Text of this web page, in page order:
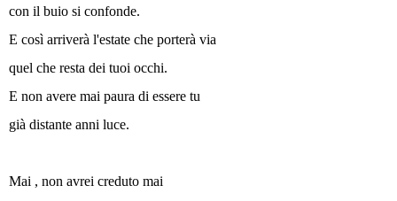
con il buio si confonde.
E così arriverà l'estate che porterà via
quel che resta dei tuoi occhi.
E non avere mai paura di essere tu
già distante anni luce.
Mai , non avrei creduto mai